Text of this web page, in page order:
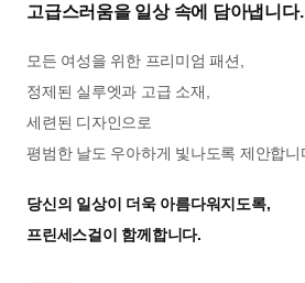
고급스러움을 일상 속에 담아냅니다.
모든 여성을 위한 프리미엄 패션,
정제된 실루엣과 고급 소재,
세련된 디자인으로
평범한 날도 우아하게 빛나도록 제안합니
당신의 일상이 더욱 아름다워지도록,
프린세스걸이 함께합니다.